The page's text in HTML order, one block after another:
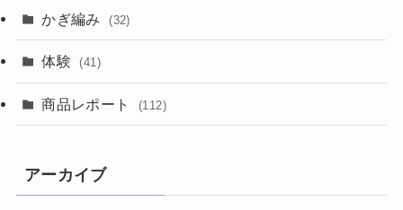
かぎ編み (32)
体験 (41)
商品レポート (112)
アーカイブ